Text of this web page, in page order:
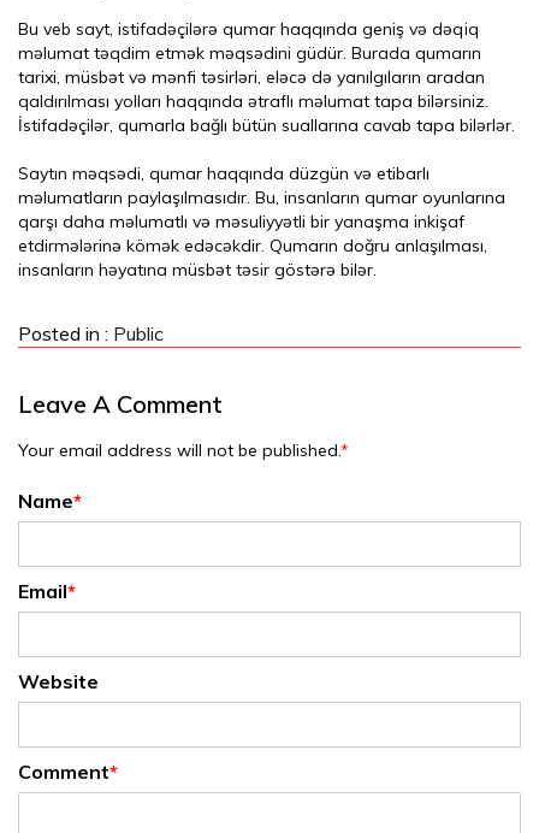
Bu veb sayt, istifadəçilərə qumar haqqında geniş və dəqiq
məlumat təqdim etmək məqsədini güdür. Burada qumarın
tarixi, müsbət və mənfi təsirləri, eləcə də yanılgıların aradan
qaldırılması yolları haqqında ətraflı məlumat tapa bilərsiniz.
İstifadəçilər, qumarla bağlı bütün suallarına cavab tapa bilərlər.
Saytın məqsədi, qumar haqqında düzgün və etibarlı
məlumatların paylaşılmasıdır. Bu, insanların qumar oyunlarına
qarşı daha məlumatlı və məsuliyyətli bir yanaşma inkişaf
etdirmələrinə kömək edəcəkdir. Qumarın doğru anlaşılması,
insanların həyatına müsbət təsir göstərə bilər.
Posted in : Public
Leave A Comment
Your email address will not be published.*
Name*
Email*
Website
Comment*